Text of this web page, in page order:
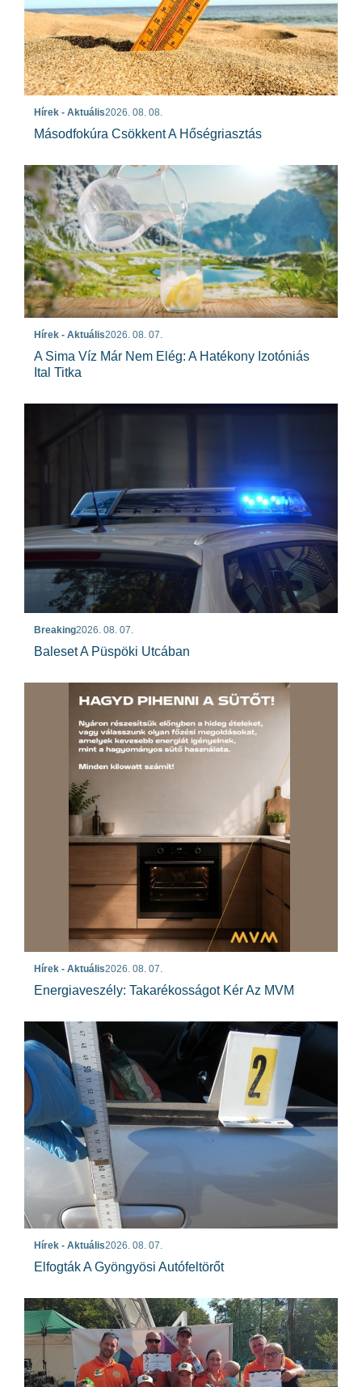
Hírek - Aktuális2026. 08. 08.
Másodfokúra Csökkent A Hőségriasztás
Hírek - Aktuális2026. 08. 07.
A Sima Víz Már Nem Elég: A Hatékony Izotóniás
Ital Titka
Breaking2026. 08. 07.
Baleset A Püspöki Utcában
Hírek - Aktuális2026. 08. 07.
Energiaveszély: Takarékosságot Kér Az MVM
Hírek - Aktuális2026. 08. 07.
Elfogták A Gyöngyösi Autófeltörőt